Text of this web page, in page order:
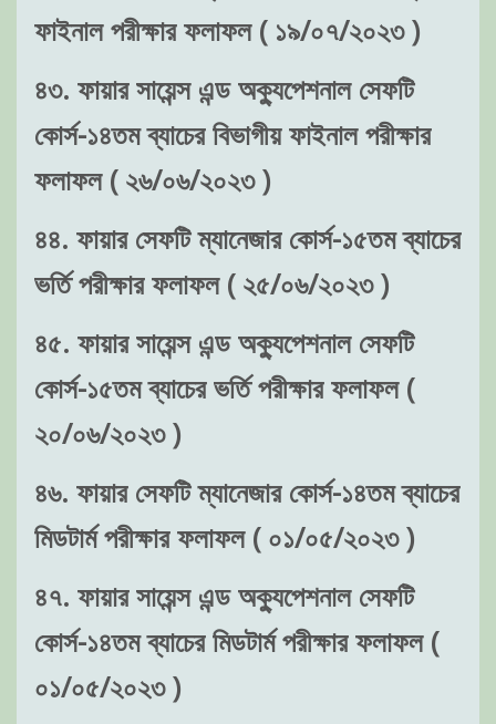
ফাইনাল পরীক্ষার ফলাফল ( ১৯/০৭/২০২৩ )
৪৩. ফায়ার সায়েন্স এন্ড অক্যুপেশনাল সেফটি
কোর্স-১৪তম ব্যাচের বিভাগীয় ফাইনাল পরীক্ষার
ফলাফল ( ২৬/০৬/২০২৩ )
৪৪. ফায়ার সেফটি ম্যানেজার কোর্স-১৫তম ব্যাচের
ভর্তি পরীক্ষার ফলাফল ( ২৫/০৬/২০২৩ )
৪৫. ফায়ার সায়েন্স এন্ড অক্যুপেশনাল সেফটি
কোর্স-১৫তম ব্যাচের ভর্তি পরীক্ষার ফলাফল (
২০/০৬/২০২৩ )
৪৬. ফায়ার সেফটি ম্যানেজার কোর্স-১৪তম ব্যাচের
মিডটার্ম পরীক্ষার ফলাফল ( ০১/০৫/২০২৩ )
৪৭. ফায়ার সায়েন্স এন্ড অক্যুপেশনাল সেফটি
কোর্স-১৪তম ব্যাচের মিডটার্ম পরীক্ষার ফলাফল (
০১/০৫/২০২৩ )